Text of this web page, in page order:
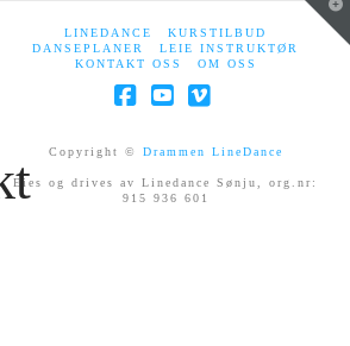
LINEDANCE
KURSTILBUD
DANSEPLANER
LEIE INSTRUKTØR
KONTAKT OSS
OM OSS
Copyright © Drammen LineDance
Eies og drives av Linedance Sønju, org.nr:
915 936 601